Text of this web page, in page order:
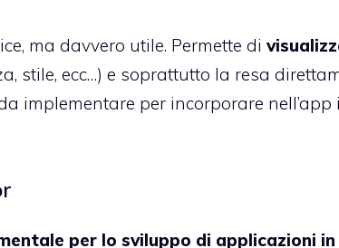
ma davvero utile. Permette di
stile, ecc…) e soprattutto la resa
implementare per incorporare nell’app
per lo sviluppo di applicazioni